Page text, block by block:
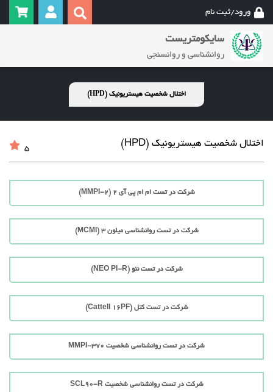
ورود/ثبت نام
سایکومتریست
روانشناسی و روانسنجی
اختلال شخصیت هیستریونیک (HPD)
اختلال شخصیت هیستریونیک (HPD) 5
شرکت در تست ام ام پی آی 2 (MMPI-2)
شرکت در تست روانشناسی میلون 3 (MCMI)
شرکت در تست نئو (NEO PI-R)
شرکت در تست کتل (Cattell 16PF)
شرکت در تست روانشناسی شخصیت MMPI-370
شرکت در تست روانشناسی شخصیت SCL90-R